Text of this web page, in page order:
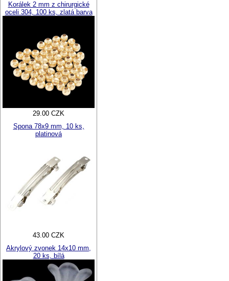
Korálek 2 mm z chirurgické
oceli 304, 100 ks, zlatá barva
29.00 CZK
Spona 78x9 mm, 10 ks,
platinová
43.00 CZK
Akrylový zvonek 14x10 mm,
20 ks, bílá